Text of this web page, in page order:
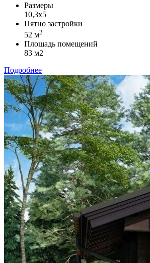
Размеры
10,3х5
Пятно застройки
52 м2
Площадь помещений
83 м2
Подробнее